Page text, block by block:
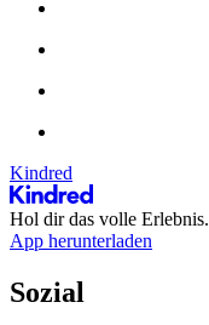
Kindred
Hol dir das volle Erlebnis.
App herunterladen
Sozial